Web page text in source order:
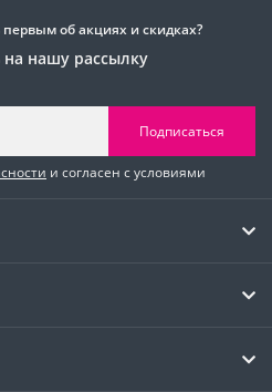
первым об акциях и скидках?
нашу рассылку
Подписаться
и согласен с условиями